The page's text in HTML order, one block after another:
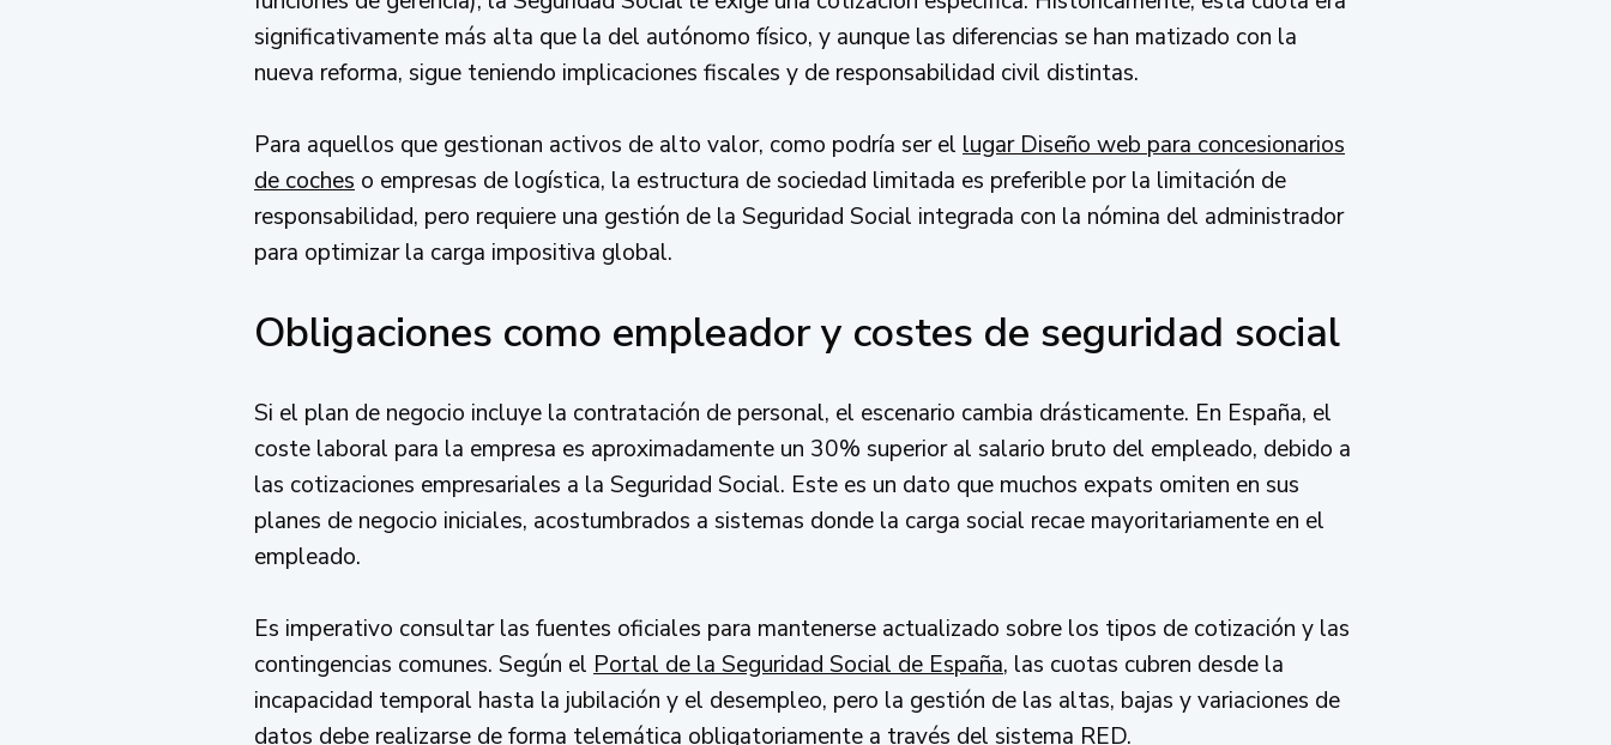
significativamente más alta que la del autónomo físico, y aunque las diferencias se han matizado con la
nueva reforma, sigue teniendo implicaciones fiscales y de responsabilidad civil distintas.
Para aquellos que gestionan activos de alto valor, como podría ser el lugar Diseño web para concesionarios
de coches o empresas de logística, la estructura de sociedad limitada es preferible por la limitación de
responsabilidad, pero requiere una gestión de la Seguridad Social integrada con la nómina del administrador
para optimizar la carga impositiva global.
Obligaciones como empleador y costes de seguridad social
Si el plan de negocio incluye la contratación de personal, el escenario cambia drásticamente. En España, el
coste laboral para la empresa es aproximadamente un 30% superior al salario bruto del empleado, debido a
las cotizaciones empresariales a la Seguridad Social. Este es un dato que muchos expats omiten en sus
planes de negocio iniciales, acostumbrados a sistemas donde la carga social recae mayoritariamente en el
empleado.
Es imperativo consultar las fuentes oficiales para mantenerse actualizado sobre los tipos de cotización y las
contingencias comunes. Según el Portal de la Seguridad Social de España, las cuotas cubren desde la
incapacidad temporal hasta la jubilación y el desempleo, pero la gestión de las altas, bajas y variaciones de
datos debe realizarse de forma telemática obligatoriamente a través del sistema RED.